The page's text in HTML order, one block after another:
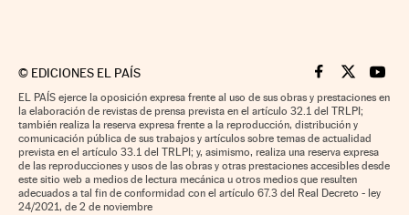
© EDICIONES EL PAÍS Cinco Días en
Cinco Días
Cinco
EL PAÍS ejerce la oposición expresa frente al uso de sus obras y prestaciones en
la elaboración de revistas de prensa prevista en el artículo 32.1 del TRLPI;
también realiza la reserva expresa frente a la reproducción, distribución y
comunicación pública de sus trabajos y artículos sobre temas de actualidad
prevista en el artículo 33.1 del TRLPI; y, asimismo, realiza una reserva expresa
de las reproducciones y usos de las obras y otras prestaciones accesibles desde
este sitio web a medios de lectura mecánica u otros medios que resulten
adecuados a tal fin de conformidad con el artículo 67.3 del Real Decreto - ley
24/2021, de 2 de noviembre